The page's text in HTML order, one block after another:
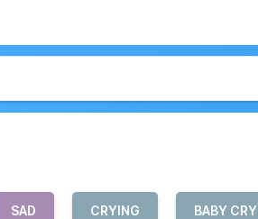
SAD CRYING BABY CRY